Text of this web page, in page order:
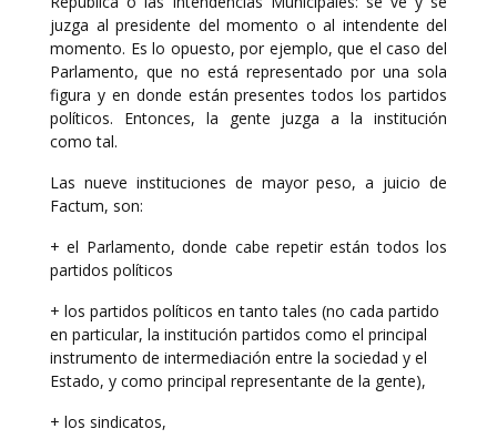
juzga al presidente del momento o al intendente del
momento. Es lo opuesto, por ejemplo, que el caso del
Parlamento, que no está representado por una sola
figura y en donde están presentes todos los partidos
políticos. Entonces, la gente juzga a la institución
como tal.
Las nueve instituciones de mayor peso, a juicio de
Factum, son:
+ el Parlamento, donde cabe repetir están todos los
partidos políticos
+ los partidos políticos en tanto tales (no cada partido
en particular, la institución partidos como el principal
instrumento de intermediación entre la sociedad y el
Estado, y como principal representante de la gente),
+ los sindicatos,